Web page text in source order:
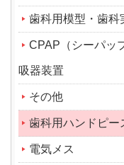
歯科用模型・歯科
CPAP（シーパッ
吸器装置
その他
歯科用ハンドピー
電気メス